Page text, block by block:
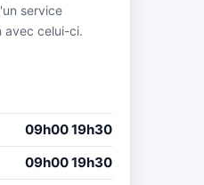
service
avec celui-ci.
09h00 19h30
09h00 19h30